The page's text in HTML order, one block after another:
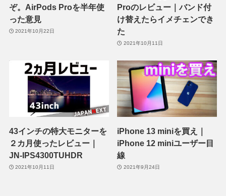
ぞ。AirPods Proを半年使
った意見
2021年10月22日
Proのレビュー｜バンド付
け替えたらイメチェンでき
た
2021年10月11日
43インチの特大モニターを
２カ月使ったレビュー｜
JN-IPS4300TUHDR
2021年10月11日
iPhone 13 miniを買え｜
iPhone 12 miniユーザー目
線
2021年9月24日